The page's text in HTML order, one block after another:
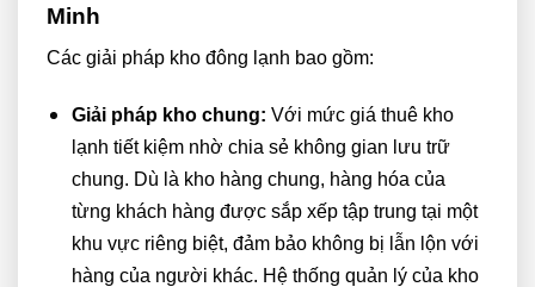
Minh
Các giải pháp kho đông lạnh bao gồm:
Giải pháp kho chung: Với mức giá thuê kho
lạnh tiết kiệm nhờ chia sẻ không gian lưu trữ
chung. Dù là kho hàng chung, hàng hóa của
từng khách hàng được sắp xếp tập trung tại một
khu vực riêng biệt, đảm bảo không bị lẫn lộn với
hàng của người khác. Hệ thống quản lý của kho